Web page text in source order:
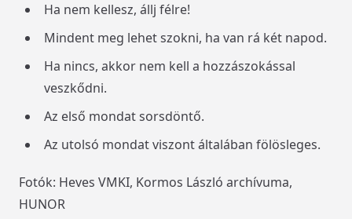
Ha nem kellesz, állj félre!
Mindent meg lehet szokni, ha van rá két napod.
Ha nincs, akkor nem kell a hozzászokással
veszkődni.
Az első mondat sorsdöntő.
Az utolsó mondat viszont általában fölösleges.
Fotók: Heves VMKI, Kormos László archívuma,
HUNOR